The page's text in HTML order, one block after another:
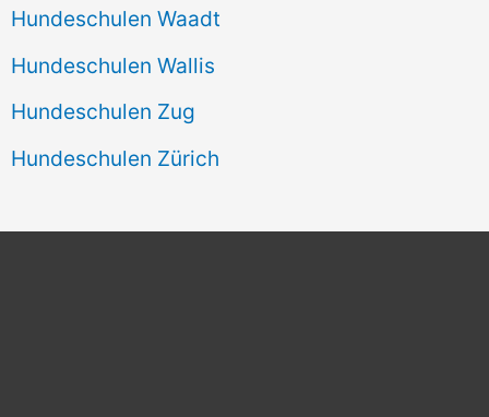
Hundeschulen Waadt
Hundeschulen Wallis
Hundeschulen Zug
Hundeschulen Zürich